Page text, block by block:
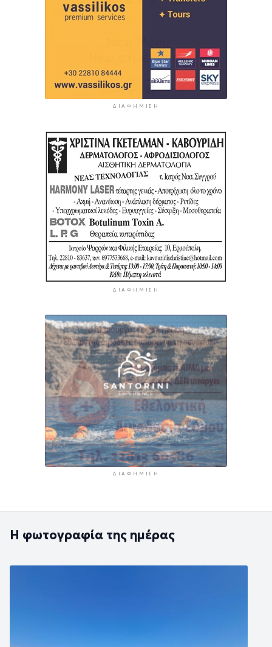
ΔΙΑΦΉΜΙΣΗ
ΔΙΑΦΉΜΙΣΗ
ΔΙΑΦΉΜΙΣΗ
Η φωτογραφία της ημέρας